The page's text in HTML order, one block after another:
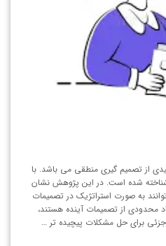
از تصمیم گیری منطقی می باشد. با
شده است. در این پژوهش نشان
به صورت استراتژیک در تصمیمات
محدودی از تصمیمات آینده هستند،
جزئی برای حل مشکلات پیچیده تر …